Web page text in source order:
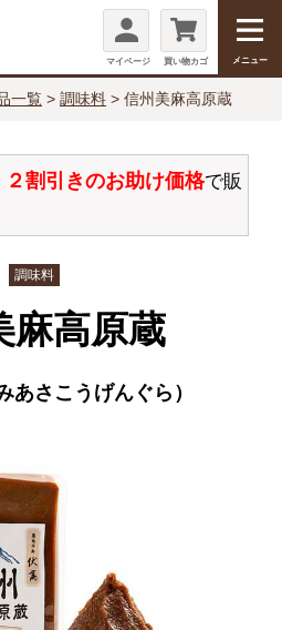
マイページ 買い物カゴ メニュー
２割引きのお助け価格で販
一覧 調味料 信州美麻高原蔵
調味料
麻高原蔵
あさこうげんぐら）